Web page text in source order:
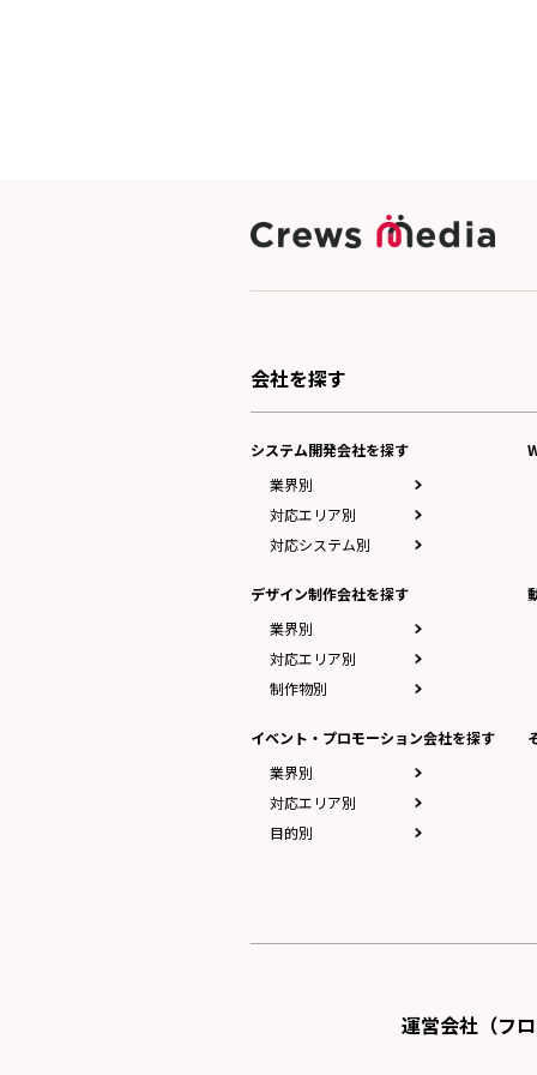
会社を探す
システム開発会社を探す
業界別
対応エリア別
対応システム別
デザイン制作会社を探す
業界別
対応エリア別
制作物別
イベント・プロモーション会社を探す
業界別
対応エリア別
目的別
運営会社（フ